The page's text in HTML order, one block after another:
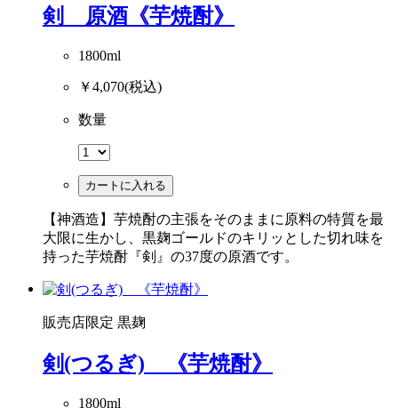
剣 原酒《芋焼酎》
1800ml
￥4,070(税込)
数量
カートに入れる
【神酒造】芋焼酎の主張をそのままに原料の特質を最
大限に生かし、黒麹ゴールドのキリッとした切れ味を
持った芋焼酎『剣』の37度の原酒です。
販売店限定 黒麹
剣(つるぎ) 《芋焼酎》
1800ml